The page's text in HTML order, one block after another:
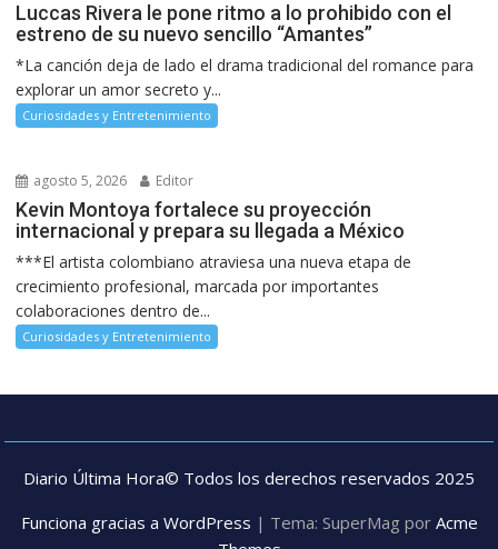
Luccas Rivera le pone ritmo a lo prohibido con el
estreno de su nuevo sencillo “Amantes”
*La canción deja de lado el drama tradicional del romance para
explorar un amor secreto y...
Curiosidades y Entretenimiento
agosto 5, 2026 Editor
Kevin Montoya fortalece su proyección
internacional y prepara su llegada a México
***El artista colombiano atraviesa una nueva etapa de
crecimiento profesional, marcada por importantes
colaboraciones dentro de...
Curiosidades y Entretenimiento
Diario Última Hora© Todos los derechos reservados 2025
Funciona gracias a WordPress | Tema: SuperMag por Acme